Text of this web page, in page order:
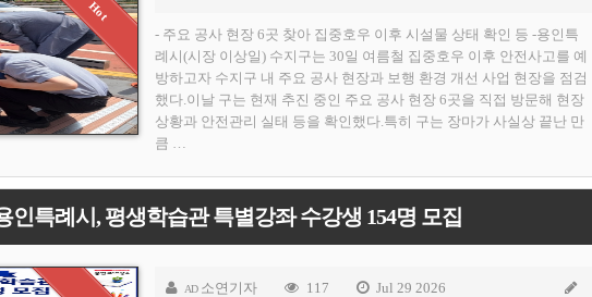
- 주요 공사 현장 6곳 찾아 집중호우 이후 시설물 상태 확인 등 -용인특
례시(시장 이상일) 수지구는 30일 여름철 집중호우 이후 안전사고를 예
방하고자 수지구 내 주요 공사 현장과 보행 환경 개선 사업 현장을 점검
했다.이날 구는 현재 추진 중인 주요 공사 현장 6곳을 직접 방문해 현장
상황과 안전관리 실태 등을 확인했다.특히 구는 장마가 사실상 끝난 만
큼 …
인특례시, 평생학습관 특별강좌 수강생 154명 모집
AD 소연기자 117 Jul 29 2026